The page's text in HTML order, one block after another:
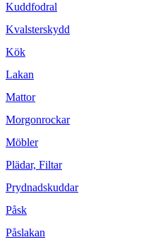
Kuddfodral
Kvalsterskydd
Kök
Lakan
Mattor
Morgonrockar
Möbler
Plädar, Filtar
Prydnadskuddar
Påsk
Påslakan